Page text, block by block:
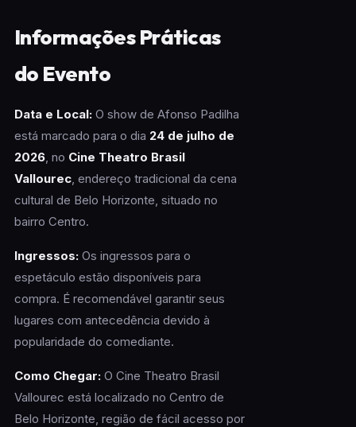
Informações Práticas
do Evento
Data e Local:O show de Afonso Padilha
está marcado para o dia 24 de julho de
2026, no Cine Theatro Brasil
Vallourec, endereço tradicional da cena
cultural de Belo Horizonte, situado no
bairro Centro.
Ingressos:Os ingressos para o
espetáculo estão disponíveis para
compra. É recomendável garantir seus
lugares com antecedência devido à
popularidade do comediante.
Como Chegar:O Cine Theatro Brasil
Vallourec está localizado no Centro de
Belo Horizonte, região de fácil acesso por